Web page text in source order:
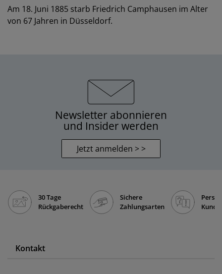
Am 18. Juni 1885 starb Friedrich Camphausen im Alter
von 67 Jahren in Düsseldorf.
Newsletter abonnieren
und Insider werden
Jetzt anmelden > >
30 Tage
Rückgaberecht
Sichere
Zahlungsarten
Kontakt